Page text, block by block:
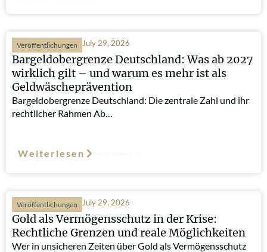
Veröffentlichungen July 29, 2026
Bargeldobergrenze Deutschland: Was ab 2027
wirklich gilt – und warum es mehr ist als
Geldwäscheprävention
Bargeldobergrenze Deutschland: Die zentrale Zahl und ihr
rechtlicher Rahmen Ab…
Weiterlesen
Veröffentlichungen July 29, 2026
Gold als Vermögensschutz in der Krise:
Rechtliche Grenzen und reale Möglichkeiten
Wer in unsicheren Zeiten über Gold als Vermögensschutz